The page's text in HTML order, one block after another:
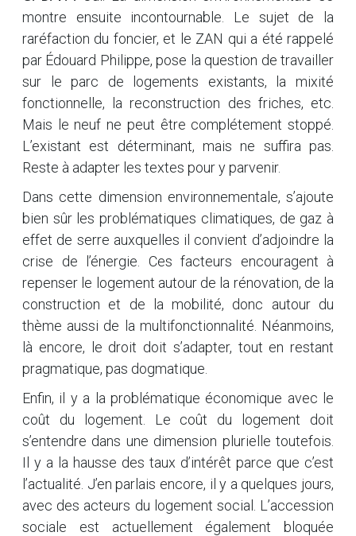
montre ensuite incontournable. Le sujet de la
raréfaction du foncier, et le ZAN qui a été rappelé
par Édouard Philippe, pose la question de travailler
sur le parc de logements existants, la mixité
fonctionnelle, la reconstruction des friches, etc.
Mais le neuf ne peut être complétement stoppé.
L’existant est déterminant, mais ne suffira pas.
Reste à adapter les textes pour y parvenir.
Dans cette dimension environnementale, s’ajoute
bien sûr les problématiques climatiques, de gaz à
effet de serre auxquelles il convient d’adjoindre la
crise de l’énergie. Ces facteurs encouragent à
repenser le logement autour de la rénovation, de la
construction et de la mobilité, donc autour du
thème aussi de la multifonctionnalité. Néanmoins,
là encore, le droit doit s’adapter, tout en restant
pragmatique, pas dogmatique.
Enfin, il y a la problématique économique avec le
coût du logement. Le coût du logement doit
s’entendre dans une dimension plurielle toutefois.
Il y a la hausse des taux d’intérêt parce que c’est
l’actualité. J’en parlais encore, il y a quelques jours,
avec des acteurs du logement social. L’accession
sociale est actuellement également bloquée